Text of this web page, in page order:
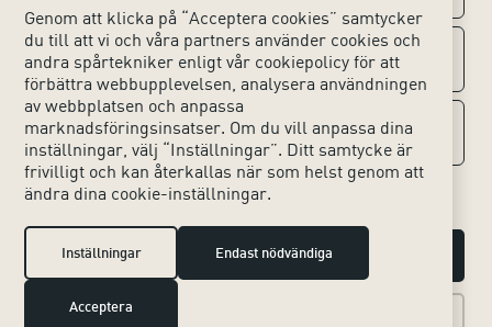
Genom att klicka på “Acceptera cookies” samtycker
du till att vi och våra partners använder cookies och
andra spårtekniker enligt vår cookiepolicy för att
förbättra webbupplevelsen, analysera användningen
av webbplatsen och anpassa
marknadsföringsinsatser. Om du vill anpassa dina
inställningar, välj “Inställningar”. Ditt samtycke är
frivilligt och kan återkallas när som helst genom att
ändra dina cookie-inställningar.
Inställningar Endast nödvändiga
Acceptera
Kontakta oss
Huvudkontoret
Lokala kontor
Press & Media
Om webbplatsen
Tillgänglighet webbplats
Hjälpmedel
Om kakor (cookies)
Sociala medier
Instagram
LinkedIn Hantera cookies